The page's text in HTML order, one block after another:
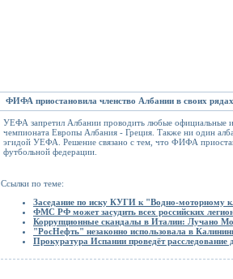
ФИФА приостановила членство Албании в своих рядах
УЕФА запретил Албании проводить любые официальные
чемпионата Европы Албания - Греция. Также ни один
эгидой УЕФА. Решение связано с тем, что ФИФА
футбольной федерации.
Ссылки по теме:
Заседание по иску КУГИ к "Водно-моторному
ФМС РФ может засудить всех российских
Коррупционные скандалы в Италии: Лучано
"РосНефть" незаконно использовала в
Прокуратура Испании проведёт расследование